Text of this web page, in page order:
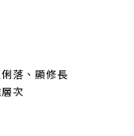
落、顯修長
次